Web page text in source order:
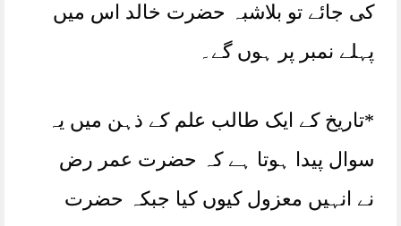
کی جائے تو بلاشبہ حضرت خالد اس میں
پہلے نمبر پر ہوں گے۔
*تاریخ کے ایک طالب علم کے ذہن میں یہ
سوال پیدا ہوتا ہے کہ حضرت عمر رض
نے انہیں معزول کیوں کیا جبکہ حضرت